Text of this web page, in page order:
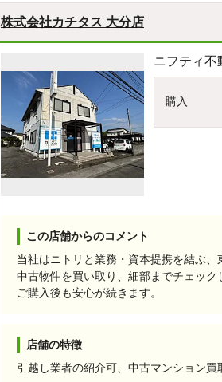
株式会社カチタス 大分店
ニフティ不
購入
この店舗からのコメント
当社はニトリと業務・資本提携を結ぶ
中古物件を買い取り、細部までチェック
ご購入後も安心が続きます。
店舗の特徴
引越し業者の紹介可、中古マンション買